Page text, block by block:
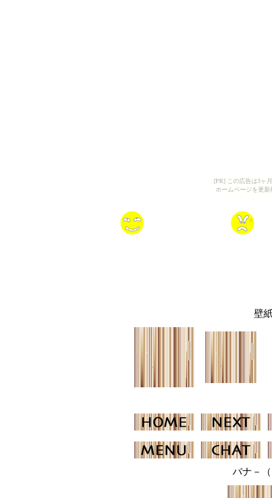
[PR] この広告は3ヶ
ホームページを更
壁
バナ－（